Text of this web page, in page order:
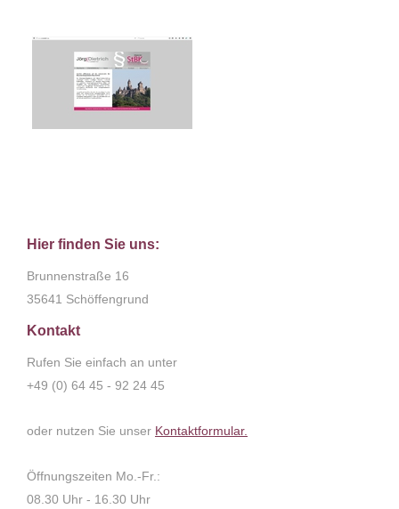
Hier finden Sie uns:
Brunnenstraße 16
35641 Schöffengrund
Kontakt
Rufen Sie einfach an unter
+49 (0) 64 45 - 92 24 45
oder nutzen Sie unser Kontaktformular.
Öffnungszeiten Mo.-Fr.:
08.30 Uhr - 16.30 Uhr